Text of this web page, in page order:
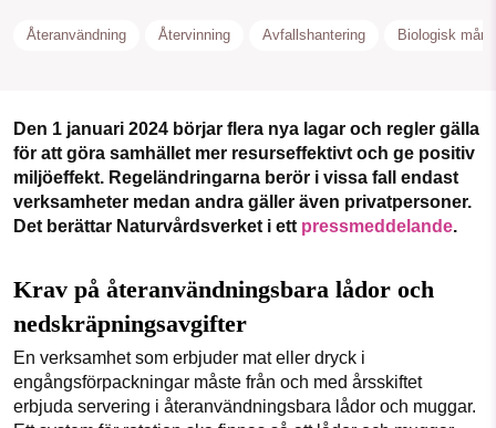
OM OSS
Facebook Instagram BlueSky
Återanvändning Återvinning Avfallshantering Biologisk
Den 1 januari 2024 börjar flera nya lagar och regler gälla
för att göra samhället mer resurseffektivt och ge positiv
miljöeffekt. Regeländringarna berör i vissa fall endast
verksamheter medan andra gäller även privatpersoner.
Det berättar Naturvårdsverket i ett pressmeddelande.
Krav på återanvändningsbara lådor och
nedskräpningsavgifter
En verksamhet som erbjuder mat eller dryck i
engångsförpackningar måste från och med årsskiftet
erbjuda servering i återanvändningsbara lådor och muggar.
hoppas att du vill hjälpa oss.
1231368703
Läs vad vi vill göra